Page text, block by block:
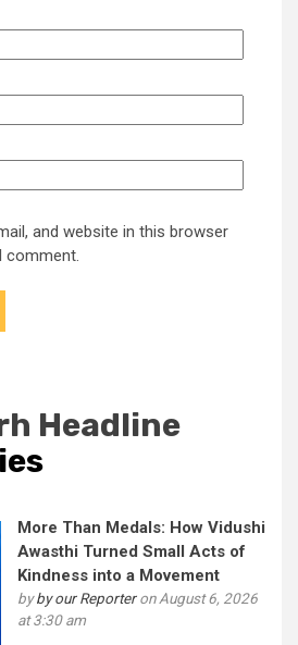
and website in this browser
comment.
Headline
More Than Medals: How Vidushi
Awasthi Turned Small Acts of
Kindness into a Movement
byby our Reporteron August 6, 2026
at 3:30 am